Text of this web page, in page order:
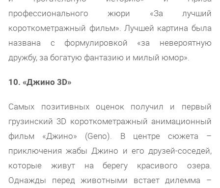
профессионального жюри «За лучший
короткометражный фильм». Лучшей картина была
названа с формулировкой «за невероятную
дружбу, за богатую фантазию и милый юмор».
10. «Джино 3D»
Самых позитивных оценок получил и первый
грузинский 3D короткометражный анимационный
фильм «Джино» (Geno). В центре сюжета –
приключения жабы Джино и его друзей-соседей,
которые живут на берегу красивого озера.
Однажды перед животными встает дилемма –